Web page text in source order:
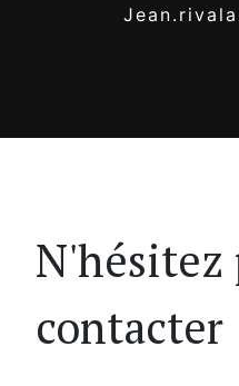
N'hésitez
contacter